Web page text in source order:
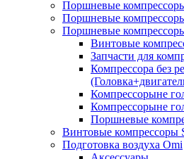
Поршневые
Поршневые
Поршневые
Винтовые
Запчасти для
Компрессора без
Компрессорыне
Компрессорыне
Поршневые
Винтовые компрессоры
Подготовка воздуха Omi